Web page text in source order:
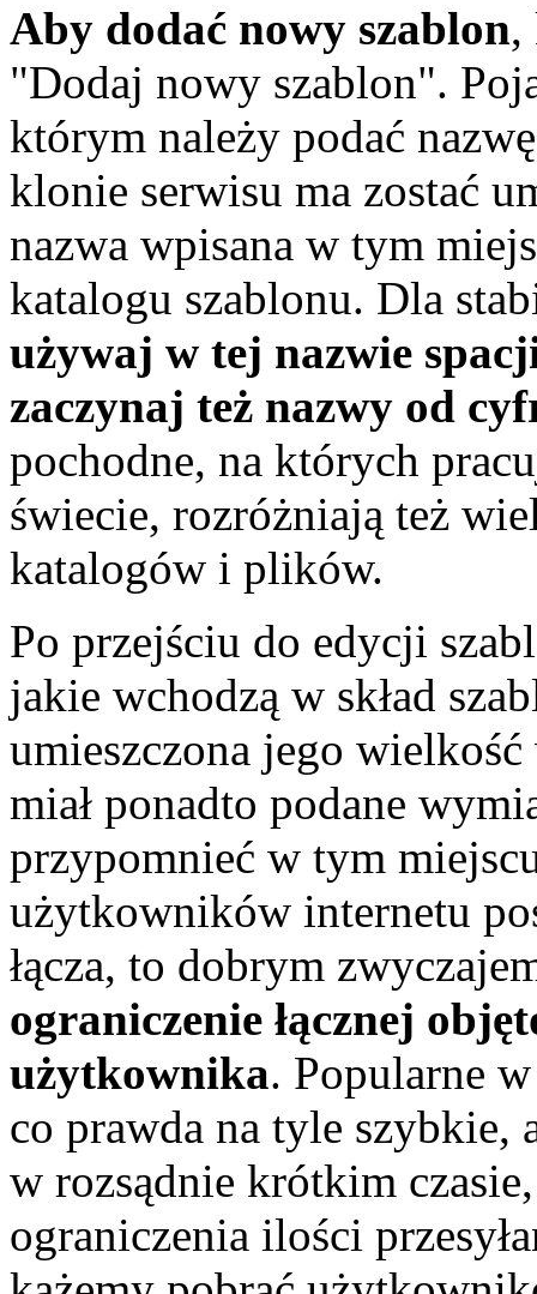
Aby dodać nowy szablon,
"Dodaj nowy szablon".
którym należy podać
klonie serwisu ma zostać
nazwa wpisana w tym
katalogu szablonu. Dla
używaj w tej nazwie
zaczynaj też nazwy od
pochodne, na których
świecie, rozróżniają też
katalogów i plików.
Po przejściu do edycji
jakie wchodzą w skład
umieszczona jego
miał ponadto podane
przypomnieć w tym
użytkowników internetu
łącza, to dobrym
ograniczenie łącznej
użytkownika. Popularne
co prawda na tyle szybkie,
w rozsądnie krótkim
ograniczenia ilości